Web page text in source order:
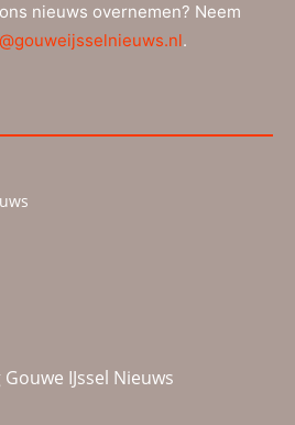
nieuws overnemen? Neem
.
IJssel Nieuws